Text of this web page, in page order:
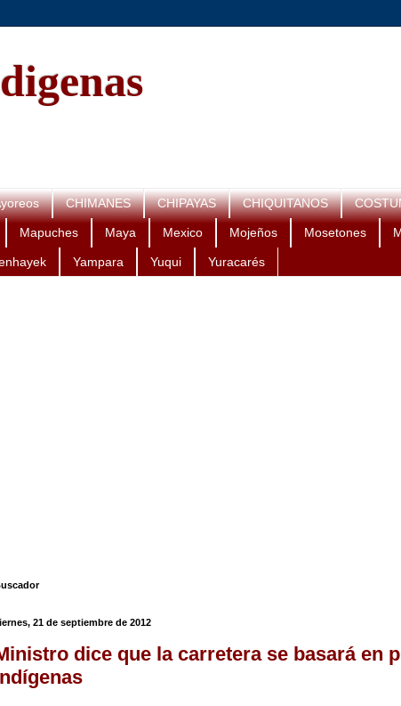
CHIMANES CHIPAYAS CHIQUITANOS
Mapuches Maya Mexico Mojeños Mosetones
Yampara Yuqui Yuracarés
21 de septiembre de 2012
dice que la carretera se basará en